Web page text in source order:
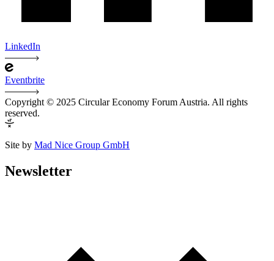
LinkedIn
Eventbrite
Copyright © 2025 Circular Economy Forum Austria. All rights
reserved.
Site by Mad Nice Group GmbH
Newsletter